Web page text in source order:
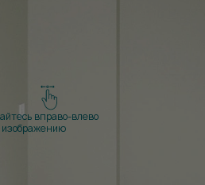
вправо-влево
изображению